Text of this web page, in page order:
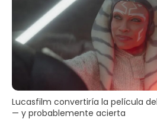
Lucasfilm convertiría la película
— y probablemente acierta